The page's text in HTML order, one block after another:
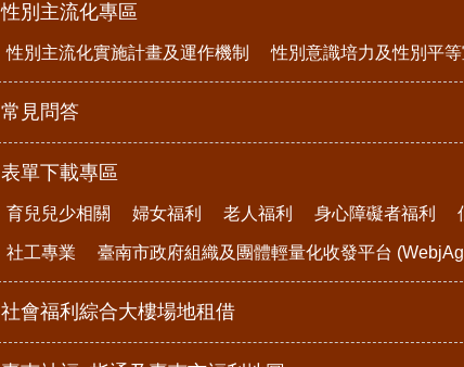
性別主流化專區
性別主流化實施計畫及運作機制 性別意識培力及性別平
常見問答
表單下載專區
育兒兒少相關 婦女福利 老人福利 身心障礙者福利
社工專業 臺南市政府組織及團體輕量化收發平台
社會福利綜合大樓場地租借